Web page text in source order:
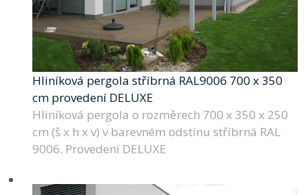
Hliníková pergola stříbrná RAL9006 700 x 350
cm provedení DELUXE
Hliníková pergola o rozměrech 700 x 350 x 250
cm (š x h x v) v barevném odstínu stříbrná RAL
9006. Provedení DELUXE